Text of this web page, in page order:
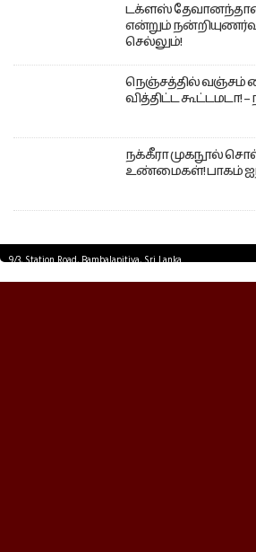
டக்ளஸ்
என்றும்
செல்லும்!
நெஞ்சத்தில் வஞ்சம்
வித்திட்ட கூட்டமடா! –
நக்கீரா முகநூல்
உண்மைகள்! பாகம்
9/3, Station Road, Bambalapitiya, Sri Lanka.